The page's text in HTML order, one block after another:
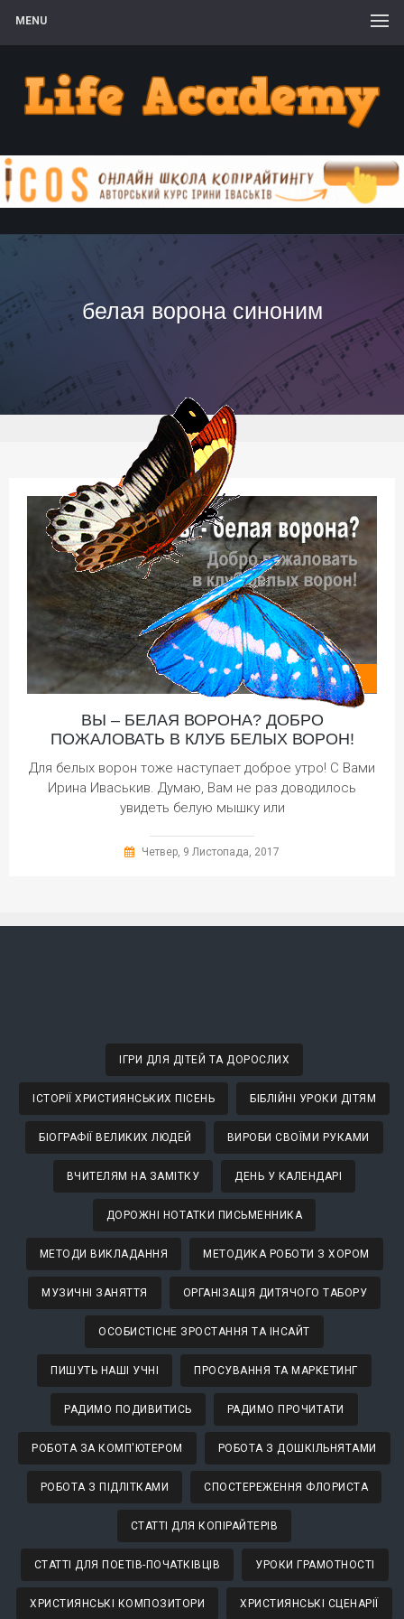
MENU
белая ворона синоним
ВЫ – БЕЛАЯ ВОРОНА? ДОБРО
ПОЖАЛОВАТЬ В КЛУБ БЕЛЫХ ВОРОН!
Для белых ворон тоже наступает доброе утро! С Вами
Ирина Иваськив. Думаю, Вам не раз доводилось
увидеть белую мышку или
Четвер, 9 Листопада, 2017
ІГРИ ДЛЯ ДІТЕЙ ТА ДОРОСЛИХ
ІСТОРІЇ ХРИСТИЯНСЬКИХ ПІСЕНЬ БІБЛІЙНІ УРОКИ ДІТЯМ
БІОГРАФІЇ ВЕЛИКИХ ЛЮДЕЙ ВИРОБИ СВОЇМИ РУКАМИ
ВЧИТЕЛЯМ НА ЗАМІТКУ ДЕНЬ У КАЛЕНДАРІ
ДОРОЖНІ НОТАТКИ ПИСЬМЕННИКА
МЕТОДИ ВИКЛАДАННЯ МЕТОДИКА РОБОТИ З ХОРОМ
МУЗИЧНІ ЗАНЯТТЯ ОРГАНІЗАЦІЯ ДИТЯЧОГО ТАБОРУ
ОСОБИСТІСНЕ ЗРОСТАННЯ ТА ІНСАЙТ
ПИШУТЬ НАШІ УЧНІ ПРОСУВАННЯ ТА МАРКЕТИНГ
РАДИМО ПОДИВИТИСЬ РАДИМО ПРОЧИТАТИ
РОБОТА ЗА КОМП'ЮТЕРОМ РОБОТА З ДОШКІЛЬНЯТАМИ
РОБОТА З ПІДЛІТКАМИ СПОСТЕРЕЖЕННЯ ФЛОРИСТА
СТАТТІ ДЛЯ КОПІРАЙТЕРІВ
СТАТТІ ДЛЯ ПОЕТІВ-ПОЧАТКІВЦІВ УРОКИ ГРАМОТНОСТІ
ХРИСТИЯНСЬКІ КОМПОЗИТОРИ ХРИСТИЯНСЬКІ СЦЕНАРІЇ